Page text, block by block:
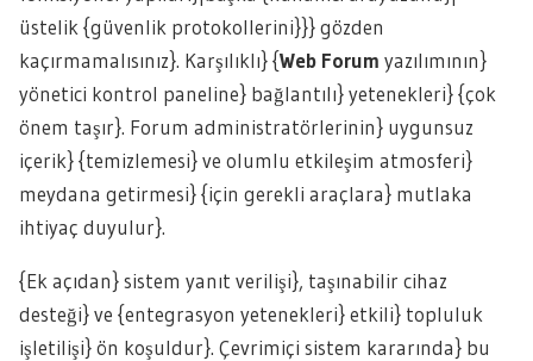
üstelik {güvenlik protokollerini}}} gözden
kaçırmamalısınız}. Karşılıklı} {Web Forum yazılımının}
yönetici kontrol paneline} bağlantılı} yetenekleri} {çok
önem taşır}. Forum administratörlerinin} uygunsuz
içerik} {temizlemesi} ve olumlu etkileşim atmosferi}
meydana getirmesi} {için gerekli araçlara} mutlaka
ihtiyaç duyulur}.
{Ek açıdan} sistem yanıt verilişi}, taşınabilir cihaz
desteği} ve {entegrasyon yetenekleri} etkili} topluluk
işletilişi} ön koşuldur}. Çevrimiçi sistem kararında} bu